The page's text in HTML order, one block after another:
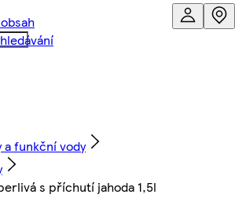
a funkční vody
s příchutí jahoda 1,5l